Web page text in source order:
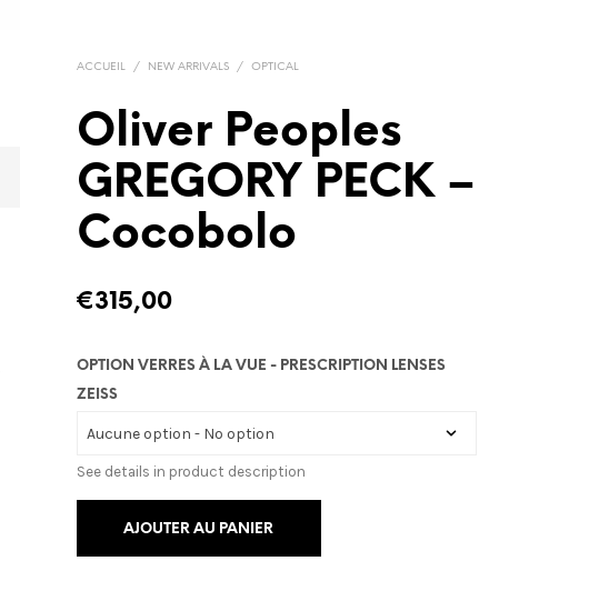
ACCUEIL / NEW ARRIVALS / OPTICAL
Oliver Peoples
GREGORY PECK –
Cocobolo
€315,00
OPTION VERRES À LA VUE - PRESCRIPTION LENSES
ZEISS
See details in product description
AJOUTER AU PANIER